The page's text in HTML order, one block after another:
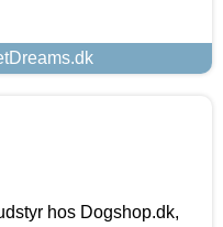
hos Dogshop.dk,